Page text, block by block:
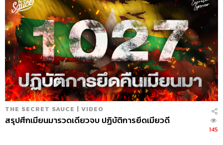
THE SECRET SAUCE | VIDEO
สรุปศึกเมียนมารวดเดียวจบ ปฏิบัติการยึดเมียวดี
145